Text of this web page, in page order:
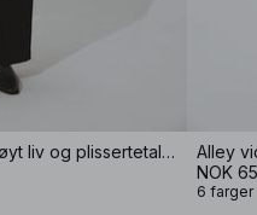
Bleached denim med høyt liv og plissertetaljer
Alley
NOK
6 farger